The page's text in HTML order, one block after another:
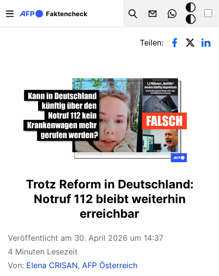
Faktencheck
Search
Dark
Mode
Primäre Reiter
Teilen:
Trotz Reform in Deutschland:
Notruf 112 bleibt weiterhin
erreichbar
Veröffentlicht am 30. April 2026 um 14:37
4 Minuten Lesezeit
Von: Elena CRISAN, AFP Österreich